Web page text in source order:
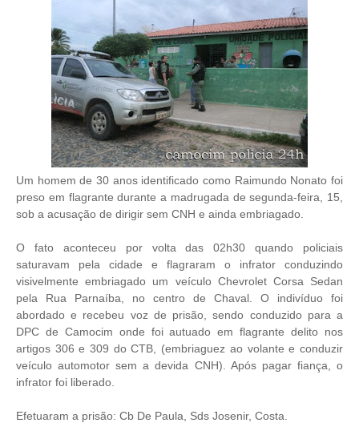
Um homem de 30 anos identificado como Raimundo Nonato foi
preso em flagrante durante a madrugada de segunda-feira, 15,
sob a acusação de dirigir sem CNH e ainda embriagado.
O fato aconteceu por volta das 02h30 quando policiais
saturavam pela cidade e flagraram o infrator conduzindo
visivelmente embriagado um veículo Chevrolet Corsa Sedan
pela Rua Parnaíba, no centro de Chaval. O indivíduo foi
abordado e recebeu voz de prisão, sendo conduzido para a
DPC de Camocim onde foi autuado em flagrante delito nos
artigos 306 e 309 do CTB, (embriaguez ao volante e conduzir
veículo automotor sem a devida CNH). Após pagar fiança, o
infrator foi liberado.
Efetuaram a prisão: Cb De Paula, Sds Josenir, Costa.